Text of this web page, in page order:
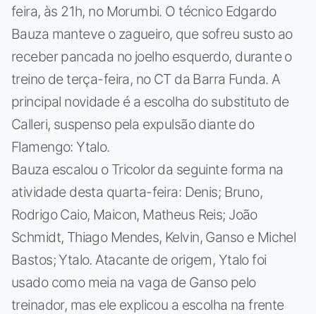
feira, às 21h, no Morumbi. O técnico Edgardo
Bauza manteve o zagueiro, que sofreu susto ao
receber pancada no joelho esquerdo, durante o
treino de terça-feira, no CT da Barra Funda. A
principal novidade é a escolha do substituto de
Calleri, suspenso pela expulsão diante do
Flamengo: Ytalo.
Bauza escalou o Tricolor da seguinte forma na
atividade desta quarta-feira: Denis; Bruno,
Rodrigo Caio, Maicon, Matheus Reis; João
Schmidt, Thiago Mendes, Kelvin, Ganso e Michel
Bastos; Ytalo. Atacante de origem, Ytalo foi
usado como meia na vaga de Ganso pelo
treinador, mas ele explicou a escolha na frente